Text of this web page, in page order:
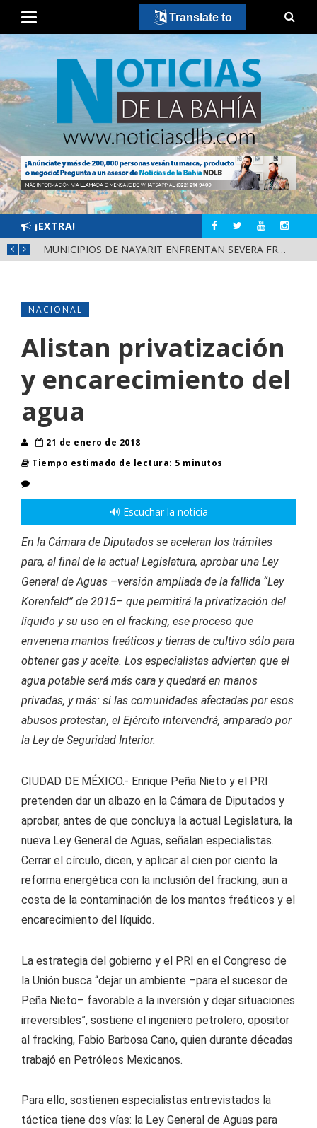
¡EXTRA!
MUNICIPIOS DE NAYARIT ENFRENTAN SEVERA FRAGILIDAD FINANCIERA POR DEUDAS Y NÓMINAS
NACIONAL
Alistan privatización
y encarecimiento del
agua
21 de enero de 2018
Tiempo estimado de lectura: 5 minutos
🔊 Escuchar la noticia
En la Cámara de Diputados se aceleran los trámites
para, al final de la actual Legislatura, aprobar una Ley
General de Aguas –versión ampliada de la fallida “Ley
Korenfeld” de 2015– que permitirá la privatización del
líquido y su uso en el fracking, ese proceso que
envenena mantos freáticos y tierras de cultivo sólo para
obtener gas y aceite. Los especialistas advierten que el
agua potable será más cara y quedará en manos
privadas, y más: si las comunidades afectadas por esos
abusos protestan, el Ejército intervendrá, amparado por
la Ley de Seguridad Interior.
CIUDAD DE MÉXICO.- Enrique Peña Nieto y el PRI
pretenden dar un albazo en la Cámara de Diputados y
aprobar, antes de que concluya la actual Legislatura, la
nueva Ley General de Aguas, señalan especialistas.
Cerrar el círculo, dicen, y aplicar al cien por ciento la
reforma energética con la inclusión del fracking, aun a
costa de la contaminación de los mantos freáticos y el
encarecimiento del líquido.
La estrategia del gobierno y el PRI en el Congreso de
la Unión busca “dejar un ambiente –para el sucesor de
Peña Nieto– favorable a la inversión y dejar situaciones
irreversibles”, sostiene el ingeniero petrolero, opositor
al fracking, Fabio Barbosa Cano, quien durante décadas
trabajó en Petróleos Mexicanos.
Para ello, sostienen especialistas entrevistados la
táctica tiene dos vías: la Ley General de Aguas para
Translate to